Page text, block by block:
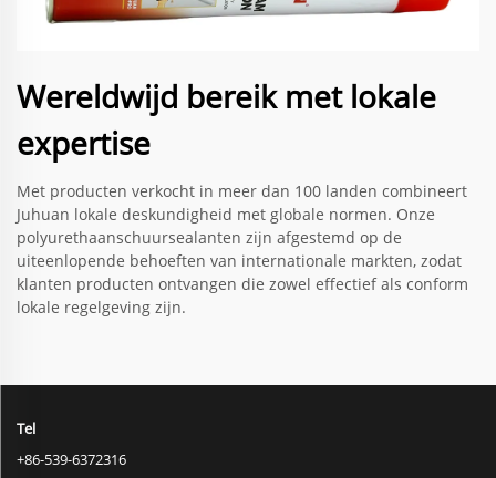
Wereldwijd bereik met lokale
expertise
Met producten verkocht in meer dan 100 landen combineert
Juhuan lokale deskundigheid met globale normen. Onze
polyurethaanschuursealanten zijn afgestemd op de
uiteenlopende behoeften van internationale markten, zodat
klanten producten ontvangen die zowel effectief als conform
lokale regelgeving zijn.
Tel
+86-539-6372316